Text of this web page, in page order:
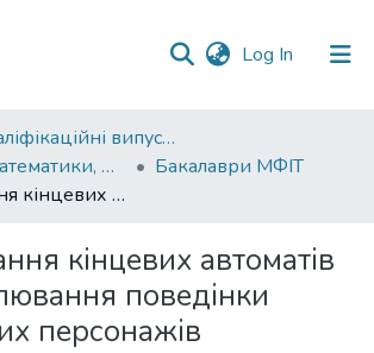
Log In (current)
01. Кваліфікаційні випускні роботи здобувачів вищої освіти
Факультет математики, фізики та інформаційних технологій
Бакалаври МФІТ
Використання кінцевих автоматів для моделювання поведінки віртуальних персонажів
кінцевих автоматів
поведінки
персонажів